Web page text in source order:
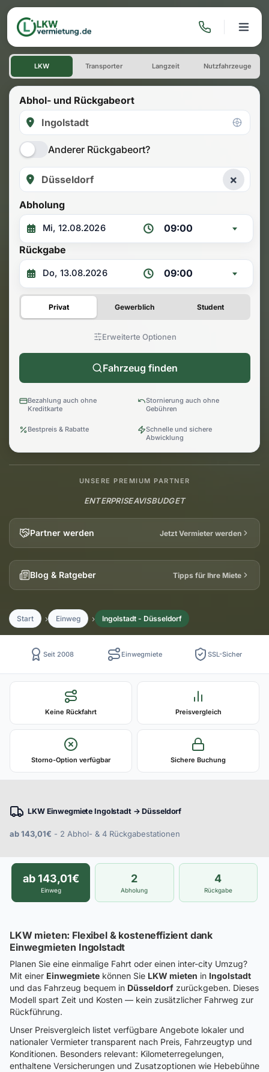
LKW mieten: Einwegmiete
LKW Transporter Langzeit Nutzfahrzeuge
Abhol- und Rückgabeort
Anderer Rückgabeort?
×
Abholung
09:00
Rückgabe
09:00
Privat Gewerblich Student
Erweiterte Optionen
Fahrzeug finden
Bezahlung auch ohne
Kreditkarte
Stornierung auch ohne
Gebühren
Bestpreis & Rabatte
Schnelle und sichere
Abwicklung
UNSERE PREMIUM PARTNER
ENTERPRISEAVISBUDGET
Partner werden Jetzt Vermieter werden
Blog & Ratgeber Tipps für Ihre Miete
Start Einweg Ingolstadt - Düsseldorf
Seit 2008 Einwegmiete SSL-Sicher
Keine Rückfahrt Preisvergleich
Storno-Option verfügbar Sichere Buchung
LKW Einwegmiete Ingolstadt → Düsseldorf
ab 143,01€ - 2 Abhol- & 4 Rückgabestationen
ab 143,01€
Einweg
2
Abholung
4
Rückgabe
LKW mieten: Flexibel & kosteneffizient dank
Einwegmieten Ingolstadt
Planen Sie eine einmalige Fahrt oder einen inter-city Umzug?
Mit einer Einwegmiete können Sie LKW mieten in Ingolstadt
und das Fahrzeug bequem in Düsseldorf zurückgeben. Dieses
Modell spart Zeit und Kosten — kein zusätzlicher Fahrweg zur
Rückführung.
Unser Preisvergleich listet verfügbare Angebote lokaler und
nationaler Vermieter transparent nach Preis, Fahrzeugtyp und
Konditionen. Besonders relevant: Kilometerregelungen,
enthaltene Versicherungen und Zusatzoptionen wie Hebebühne